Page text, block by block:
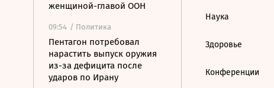
женщиной-главой ООН
09:54 / Политика
Пентагон потребовал
нарастить выпуск оружия
из-за дефицита после
ударов по Ирану
Наука
Здоровье
Конференции